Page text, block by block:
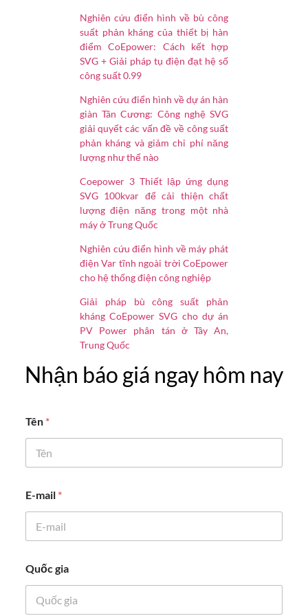
Nghiên cứu điển hình về bù công
suất phản kháng của thiết bị hàn
điểm CoEpower: Cách kết hợp
SVG + Giải pháp tụ điện đạt hệ số
công suất 0.99
Nghiên cứu điển hình về dự án hàn
giàn Tân Cương: Công nghệ SVG
giải quyết các vấn đề về công suất
phản kháng và giảm chi phí năng
lượng như thế nào
Coepower 3 Thiết lập ứng dụng
SVG 100kvar để cải thiện chất
lượng điện năng trong một nhà
máy ở Trung Quốc
Nghiên cứu điển hình về máy phát
điện Var tĩnh ngoài trời CoEpower
cho hệ thống điện công nghiệp
Giải pháp bù công suất phản
kháng CoEpower SVG cho dự án
PV Power phân tán ở Tây An,
Trung Quốc
Nhận báo giá ngay hôm nay
Tên *
E-mail *
u
ố
T
Quốc gia